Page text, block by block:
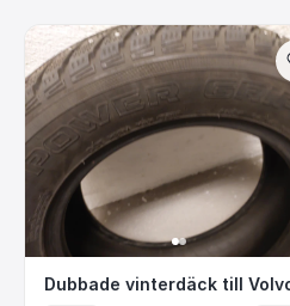
Dubbade vinterdäck